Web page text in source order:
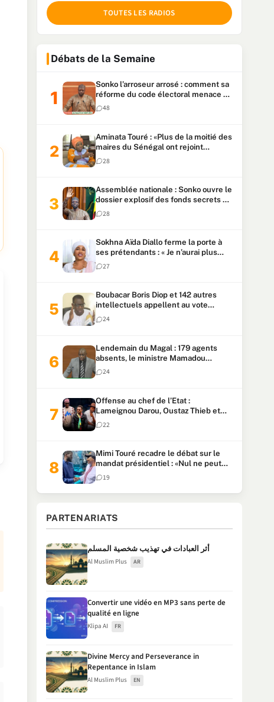
TOUTES LES RADIOS
Débats de la Semaine
Sonko l’arroseur arrosé : comment sa
réforme du code électoral menace sa
candidature
48
Aminata Touré : «Plus de la moitié des
maires du Sénégal ont rejoint
Kiiraay»
28
Assemblée nationale : Sonko ouvre le
dossier explosif des fonds secrets et
du patrimoine présidentiel
28
Sokhna Aïda Diallo ferme la porte à
ses prétendants : « Je n’aurai plus
jamais un autre mari »
27
Boubacar Boris Diop et 142 autres
intellectuels appellent au vote
urgent de la révision
constitutionnelle
24
Lendemain du Magal : 179 agents
absents, le ministre Mamadou
Lamine Dianté exige des explications
24
Offense au chef de l’Etat :
Lameignou Darou, Oustaz Thieb et
Ndiaye Touba lourdement
condamnés
22
Mimi Touré recadre le débat sur le
mandat présidentiel : «Nul ne peut
faire plus de deux mandats
consécutifs de 5 ans»
19
PARTENARIATS
أثر العبادات في تهذيب شخصية المسلم
Al Muslim Plus AR
Convertir une vidéo en MP3 sans perte de
qualité en ligne
Klipa AI FR
Divine Mercy and Perseverance in
Repentance in Islam
Al Muslim Plus EN